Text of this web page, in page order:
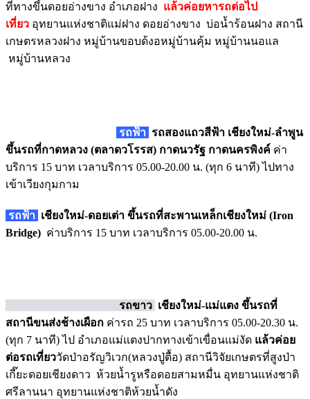
ที่ทางขึ้นดอยอ่างขาง อำเภอฝาง แล้วค่อยหารถต่อไป
เที่ยว อุทยานแห่งชาติแม่ฝาง ดอยอ่างขาง บ่อน้ำร้อนฝาง สถานี
เกษตรหลวงฝาง หมู่บ้านขอบด้งอหมู่บ้านคุ้ม หมู่บ้านนอแล
หมู่บ้านหลวง
รถฟ้า รถสองแถวสีฟ้า เชียงใหม่-ลำพูน
ขึ้นรถที่กาดหลวง (ตลาดวโรรส) กาดนวรัฐ กาดนครพิงค์ ค่า
บริการ 15 บาท เวลาบริการ 05.00-20.00 น. (ทุก 6 นาที) ไปทาง
เข้าเวียงกุมกาม
รถฟ้า เชียงใหม่-ดอยเต่า ขึ้นรถที่สะพานเหล็กเชียงใหม่ (Iron
Bridge) ค่าบริการ 15 บาท เวลาบริการ 05.00-20.00 น.
รถขาว เชียงใหม่-แม่แตง ขึ้นรถที่
สถานีขนส่งช้างเผือก ค่ารถ 25 บาท เวลาบริการ 05.00-20.30 น.
(ทุก 7 นาที) ไป อำเภอแม่แตงปากทางเข้าเขื่อนแม่งัด แล้วค่อย
ต่อรถเที่ยววัดป่าอรัญวิเวก(หลวงปู่ตื้อ) สถานีวิจัยเกษตรที่สูงป่า
เกี๊ยะดอยเชียงดาว ห้วยน้ำรูหรือดอยสามหมื่น อุทยานแห่งชาติ
ศรีลานนา อุทยานแห่งชาติห้วยน้ำดัง